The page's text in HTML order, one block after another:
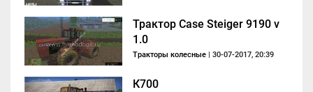
Трактор Case Steiger 9190 v
1.0
Тракторы колесные | 30-07-2017, 20:39
К700